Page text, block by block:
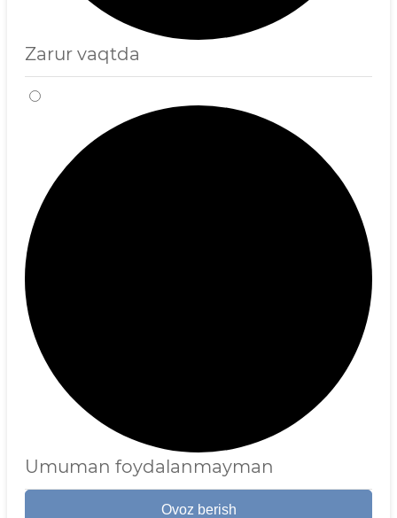
Zarur vaqtda
Umuman foydalanmayman
Ovoz berish